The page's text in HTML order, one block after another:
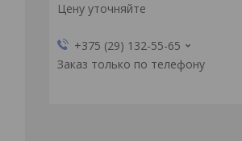
Цену уточняйте
+375 (29) 132-55-65
Заказ только по телефону